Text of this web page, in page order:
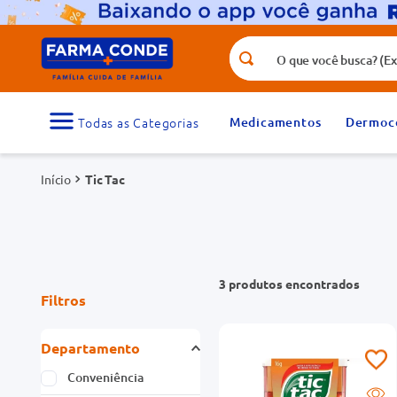
O que você busca? (Ex.: vitamina,
Medicamentos
Tic Tac
Filtros
Departamento
Conveniência
3 produtos
Termos mais buscados
1
medicamento